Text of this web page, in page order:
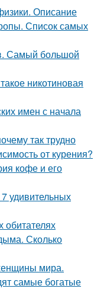
Описание
Список самых
Самый большой
никотиновая
имен с начала
так трудно
от курения?
кофе и его
удивительных
обитателях
Сколько
мира.
самые богатые